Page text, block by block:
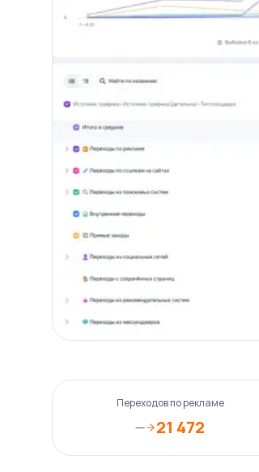
Переходов по рекламе
— 21 472